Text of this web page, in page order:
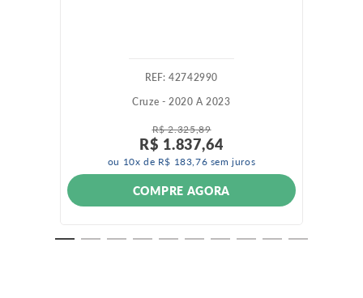
:42742990
Cruze - 2020 A 2023
R$ 2.325,89
R$ 1.837,64
ou 10x de R$ 183,76 sem juros
COMPRE AGORA